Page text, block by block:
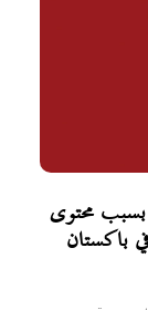
بسبب محتوى
باكستان